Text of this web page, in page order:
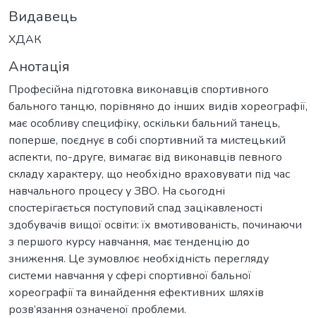
Видавець
ХДАК
Анотація
Професійна підготовка виконавців спортивного
бального танцю, порівняно до інших видів хореографії,
має особливу специфіку, оскільки бальний танець,
поперше, поєднує в собі спортивний та мистецький
аспекти, по-друге, вимагає від виконавців певного
складу характеру, що необхідно враховувати під час
навчального процесу у ЗВО. На сьогодні
спостерігається поступовий спад зацікавленості
здобувачів вищої освіти: їх вмотивованість, починаючи
з першого курсу навчання, має тенденцію до
зниження. Це зумовлює необхідність перегляду
системи навчання у сфері спортивної бальної
хореографії та винайдення ефективних шляхів
розв’язання означеної проблеми.